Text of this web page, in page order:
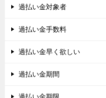
過払い金対象者
過払い金手数料
過払い金早く欲しい
過払い金期間